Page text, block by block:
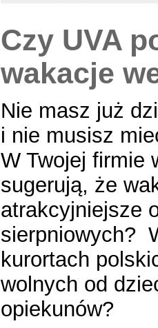
Czy UVA
wakacje
Nie masz już
i nie musisz
W Twojej firmie
sugerują, że
atrakcyjniejsze
sierpniowych?
kurortach
wolnych od
opiekunów?